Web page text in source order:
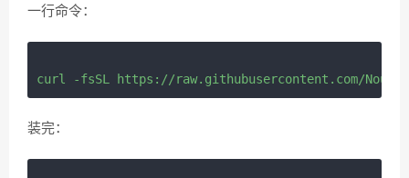
一行命令：
装完：